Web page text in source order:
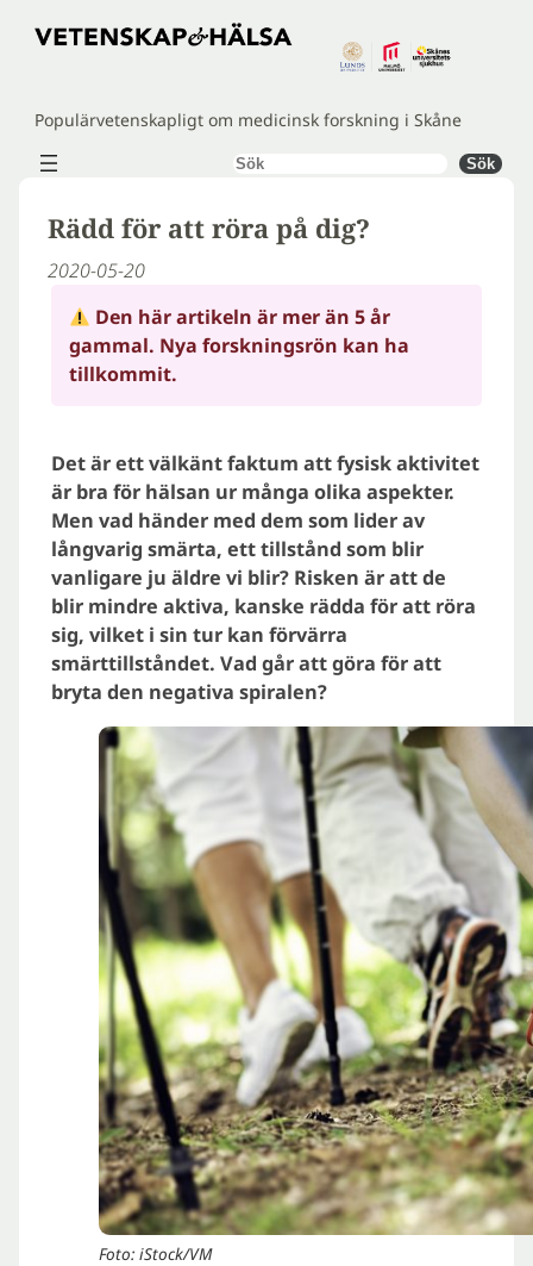
Hoppa
Populärvetenskapligt om medicinsk forskning i Skåne
Sök Sök
Rädd för att röra på dig?
2020-05-20
Den här artikeln är mer än 5 år
gammal. Nya forskningsrön kan ha
tillkommit.
Det är ett välkänt faktum att fysisk aktivitet
är bra för hälsan ur många olika aspekter.
Men vad händer med dem som lider av
långvarig smärta, ett tillstånd som blir
vanligare ju äldre vi blir? Risken är att de
blir mindre aktiva, kanske rädda för att röra
sig, vilket i sin tur kan förvärra
smärttillståndet. Vad går att göra för att
bryta den negativa spiralen?
Foto: iStock/VM